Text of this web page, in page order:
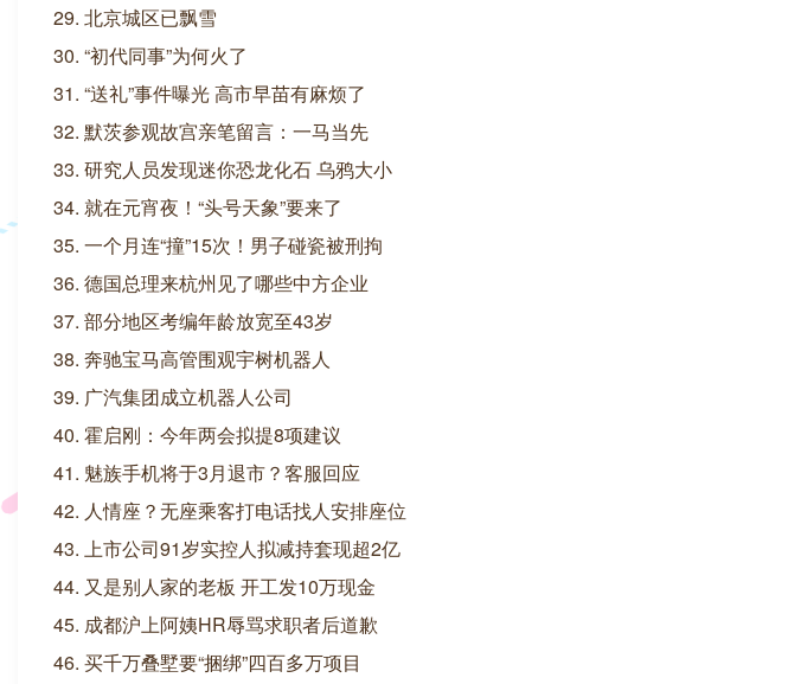
29. 北京城区已飘雪
30. “初代同事”为何火了
31. “送礼”事件曝光 高市早苗有麻烦了
32. 默茨参观故宫亲笔留言：一马当先
33. 研究人员发现迷你恐龙化石 乌鸦大小
34. 就在元宵夜！“头号天象”要来了
35. 一个月连“撞”15次！男子碰瓷被刑拘
36. 德国总理来杭州见了哪些中方企业
37. 部分地区考编年龄放宽至43岁
38. 奔驰宝马高管围观宇树机器人
39. 广汽集团成立机器人公司
40. 霍启刚：今年两会拟提8项建议
41. 魅族手机将于3月退市？客服回应
42. 人情座？无座乘客打电话找人安排座位
43. 上市公司91岁实控人拟减持套现超2亿
44. 又是别人家的老板 开工发10万现金
45. 成都沪上阿姨HR辱骂求职者后道歉
46. 买千万叠墅要“捆绑”四百多万项目